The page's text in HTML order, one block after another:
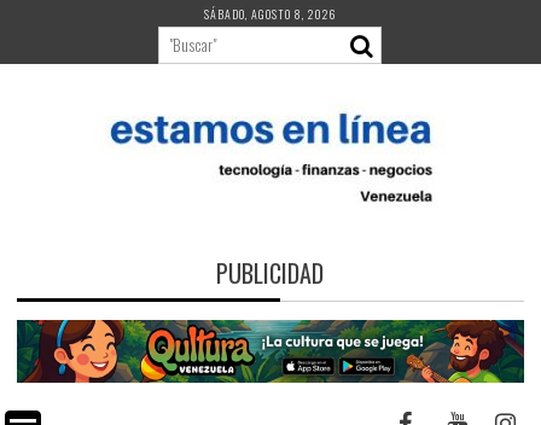
contenido
SÁBADO, AGOSTO 8, 2026
PUBLICIDAD